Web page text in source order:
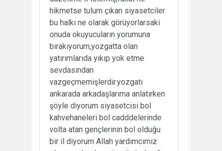
hikmetse tulum çıkan siyasetciler
bu halkı ne olarak görüyorlarsaki
onuda okuyucuların yorumuna
bırakıyorum,yozgatta olan
yatırımlarıda yıkıp yok etme
sevdasından
vazgeçmemişlerdir.yozgatı
ankarada arkadaşlarıma anlatırken
şöyle diyorum siyasetcisi bol
kahvehaneleri bol cadddelerinde
volta atan gençlerinin bol olduğu
bir il diyorum Allah yardımcımız